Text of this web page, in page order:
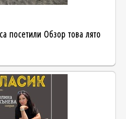
посетили Обзор това лято